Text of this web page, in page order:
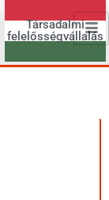
Társadalmi
felelősségvállalás